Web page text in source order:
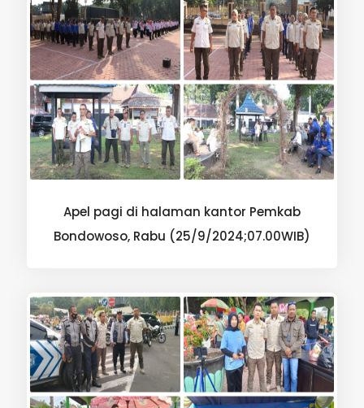
Apel pagi di halaman kantor Pemkab
Bondowoso, Rabu (25/9/2024;07.00WIB)